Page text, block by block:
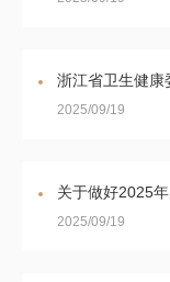
2025/09/19
2025/09/19